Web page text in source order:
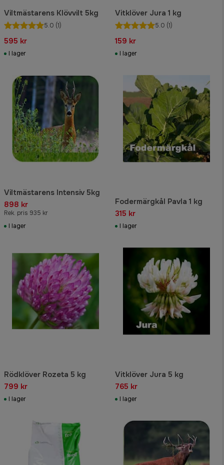
Viltmästarens Klövvilt 5kg
5.0 (1)
595 kr
I lager
Vitklöver Jura 1 kg
5.0 (1)
159 kr
I lager
Viltmästarens Intensiv 5kg
898 kr
Rek. pris 935 kr
I lager
Fodermärgkål Pavla 1 kg
315 kr
I lager
Rödklöver Rozeta 5 kg
799 kr
I lager
Vitklöver Jura 5 kg
765 kr
I lager